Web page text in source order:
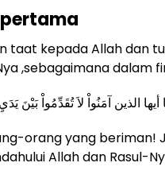
taat kepada Allah dan
,sebagaimana dalam
أيها الذين آمَنُواْ لاَ تُقَدِّمُواْ بَيْنَ
orang yang beriman!
Allah dan Rasul-